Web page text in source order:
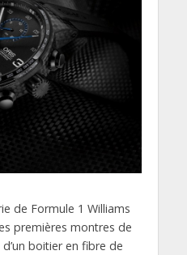
de Formule 1 Williams
premières montres de
boitier en fibre de